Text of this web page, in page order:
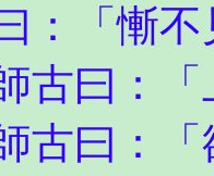
：「慚不
：「
：「欲